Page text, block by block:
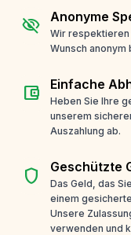
visibility_off Anonyme
Wir respektieren
Wunsch anonym
account_balance_wallet Einfache
Heben Sie Ihre
unserem
Auszahlung ab.
shield Geschützte
Das Geld, das
einem
Unsere
verwenden und